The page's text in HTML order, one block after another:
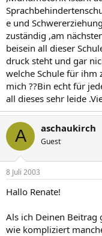
e und
zuständig ,am
beisein all dieser
druck steht und gar
welche Schule für ihm
mich ??Bin echt für
all dieses sehr leide
A aschaukirch
Guest
8 Juli 2003
Hallo Renate!
Als ich Deinen Beitrag
wie kompliziert